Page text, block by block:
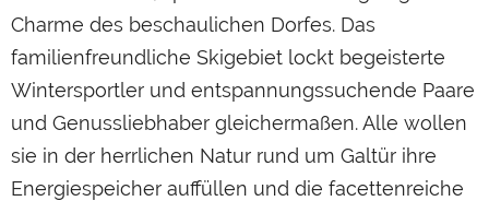
Charme des beschaulichen Dorfes. Das
familienfreundliche Skigebiet lockt begeisterte
Wintersportler und entspannungssuchende Paare
und Genussliebhaber gleichermaßen. Alle wollen
sie in der herrlichen Natur rund um Galtür ihre
Energiespeicher auffüllen und die facettenreiche